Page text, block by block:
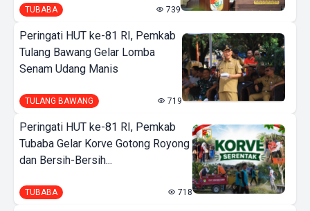
TUBABA 739
Peringati HUT ke-81 RI, Pemkab
Tulang Bawang Gelar Lomba
Senam Udang Manis
TULANG BAWANG 719
Peringati HUT ke-81 RI, Pemkab
Tubaba Gelar Korve Gotong Royong
dan Bersih-Bersih...
TUBABA 718